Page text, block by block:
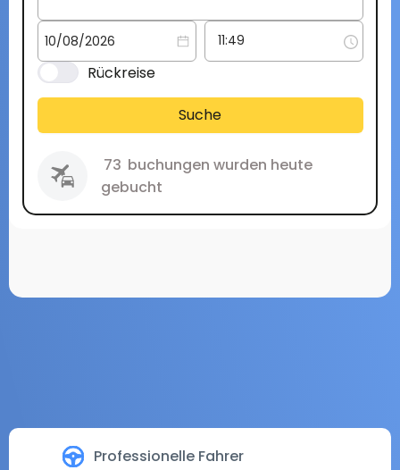
Professionelle Fahrer
Rückreise
Suche
73 buchungen wurden heute
gebucht